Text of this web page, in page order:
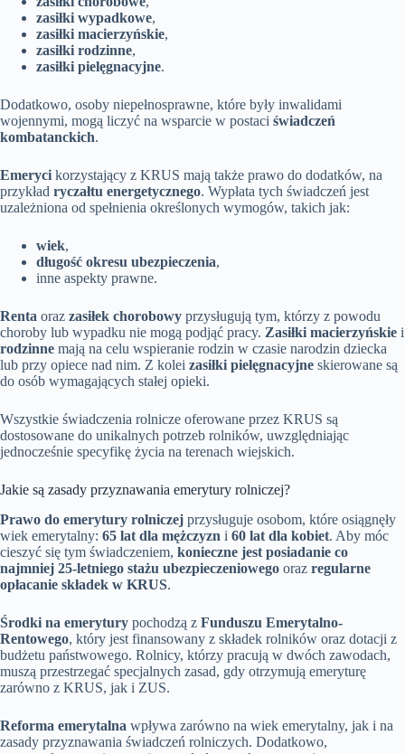
zasiłki wypadkowe,
zasiłki macierzyńskie,
zasiłki rodzinne,
zasiłki pielęgnacyjne.
Dodatkowo, osoby niepełnosprawne, które były inwalidami
wojennymi, mogą liczyć na wsparcie w postaci świadczeń
kombatanckich.
Emeryci korzystający z KRUS mają także prawo do dodatków, na
przykład ryczałtu energetycznego. Wypłata tych świadczeń jest
uzależniona od spełnienia określonych wymogów, takich jak:
wiek,
długość okresu ubezpieczenia,
inne aspekty prawne.
Renta oraz zasiłek chorobowy przysługują tym, którzy z powodu
choroby lub wypadku nie mogą podjąć pracy. Zasiłki macierzyńskie i
rodzinne mają na celu wspieranie rodzin w czasie narodzin dziecka
lub przy opiece nad nim. Z kolei zasiłki pielęgnacyjne skierowane są
do osób wymagających stałej opieki.
Wszystkie świadczenia rolnicze oferowane przez KRUS są
dostosowane do unikalnych potrzeb rolników, uwzględniając
jednocześnie specyfikę życia na terenach wiejskich.
Jakie są zasady przyznawania emerytury rolniczej?
Prawo do emerytury rolniczej przysługuje osobom, które osiągnęły
wiek emerytalny: 65 lat dla mężczyzn i 60 lat dla kobiet. Aby móc
cieszyć się tym świadczeniem, konieczne jest posiadanie co
najmniej 25-letniego stażu ubezpieczeniowego oraz regularne
opłacanie składek w KRUS.
Środki na emerytury pochodzą z Funduszu Emerytalno-
Rentowego, który jest finansowany z składek rolników oraz dotacji z
budżetu państwowego. Rolnicy, którzy pracują w dwóch zawodach,
muszą przestrzegać specjalnych zasad, gdy otrzymują emeryturę
zarówno z KRUS, jak i ZUS.
Reforma emerytalna wpływa zarówno na wiek emerytalny, jak i na
zasady przyznawania świadczeń rolniczych. Dodatkowo,